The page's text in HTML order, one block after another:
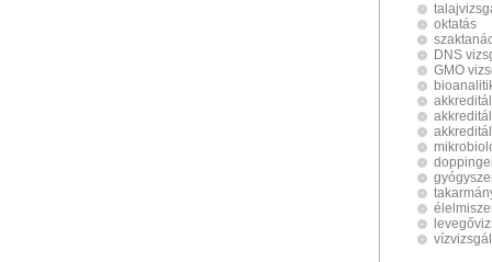
oktatás
DNS
GMO